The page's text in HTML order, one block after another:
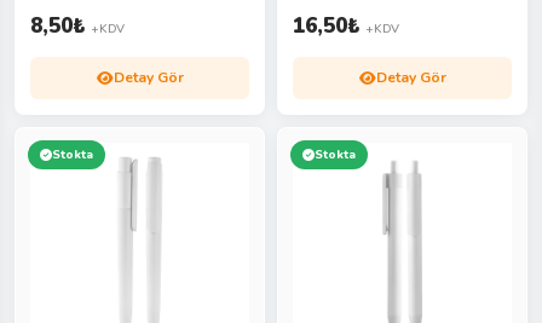
8,50₺ +KDV
Detay Gör
16,50₺ +KDV
Detay Gör
Stokta Stokta